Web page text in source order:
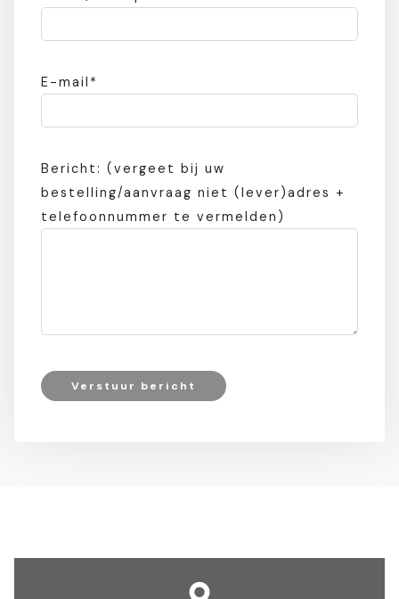
E-mail*
Bericht: (vergeet bij uw
bestelling/aanvraag niet (lever)adres +
telefoonnummer te vermelden)
Verstuur bericht